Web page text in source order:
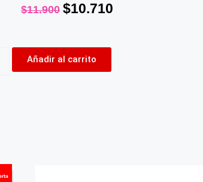
$11.900 $10.710
Añadir al carrito